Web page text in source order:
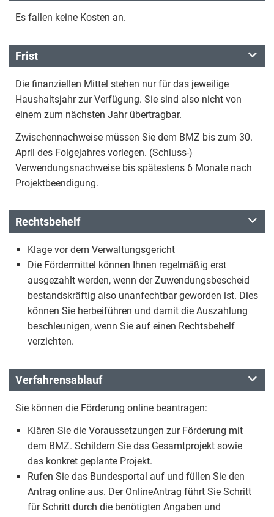
Es fallen keine Kosten an.
Frist
Die finanziellen Mittel stehen nur für das jeweilige
Haushaltsjahr zur Verfügung. Sie sind also nicht von
einem zum nächsten Jahr übertragbar.
Zwischennachweise müssen Sie dem BMZ bis zum 30.
April des Folgejahres vorlegen. (Schluss-)
Verwendungsnachweise bis spätestens 6 Monate nach
Projektbeendigung.
Rechtsbehelf
Klage vor dem Verwal­tungsgericht
Die Fördermittel können Ihnen regelmäßig erst
ausgezahlt werden, wenn der Zuwendungsbescheid
bestandskräftig also unanfechtbar geworden ist. Dies
können Sie herbeiführen und damit die Auszahlung
beschleunigen, wenn Sie auf einen Rechtsbehelf
verzichten.
Verfahrensablauf
Sie können die Förderung online beantragen:
Klären Sie die Voraussetzungen zur Förderung mit
dem BMZ. Schildern Sie das Gesamtprojekt sowie
das konkret geplante Projekt.
Rufen Sie das Bundesportal auf und füllen Sie den
Antrag online aus. Der OnlineAntrag führt Sie Schritt
für Schritt durch die benötigten Angaben und